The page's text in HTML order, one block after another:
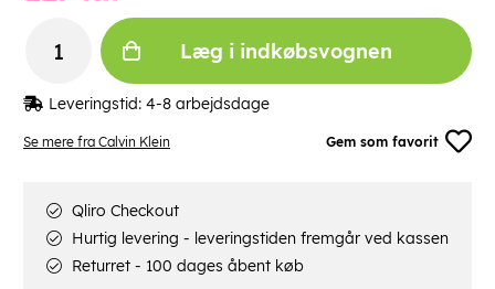
Se mere fra Calvin Klein Gem som favorit
Læg i indkøbsvognen
Leveringstid: 4-8 arbejdsdage
Qliro Checkout
Hurtig levering - leveringstiden fremgår ved kassen
Returret - 100 dages åbent køb